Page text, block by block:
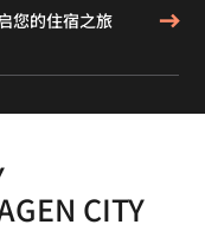
您的住宿之旅
CITY